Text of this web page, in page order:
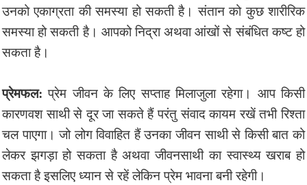
उनको एकाग्रता की समस्या हो सकती है। संतान को कुछ शारीरिक
समस्या हो सकती है। आपको निद्रा अथवा आंखों से संबंधित कष्ट हो
सकता है।
प्रेमफल: प्रेम जीवन के लिए सप्ताह मिलाजुला रहेगा। आप किसी
कारणवश साथी से दूर जा सकते हैं परंतु संवाद कायम रखें तभी रिश्ता
चल पाएगा। जो लोग विवाहित हैं उनका जीवन साथी से किसी बात को
लेकर झगड़ा हो सकता है अथवा जीवनसाथी का स्वास्थ्य खराब हो
सकता है इसलिए ध्यान से रहें लेकिन प्रेम भावना बनी रहेगी।